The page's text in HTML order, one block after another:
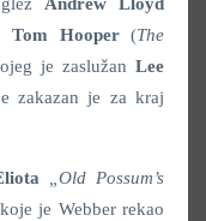
Andrew Lloyd
Tom Hooper(The
je zaslužan Lee
zakazan je za kraj
„Old Possum’s
je Webber rekao